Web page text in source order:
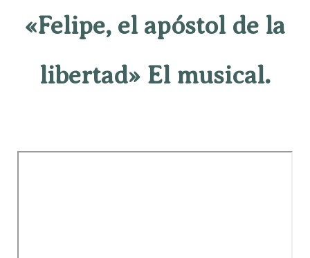
«Felipe, el apóstol de la
libertad» El musical.